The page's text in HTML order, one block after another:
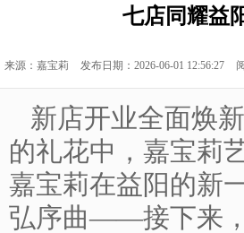
七店同耀益
来源：嘉宝莉 发布日期：2026-06-01 12:56:27
新店开业全面焕
的礼花中，嘉宝莉
嘉宝莉在益阳的新
弘序曲——接下来